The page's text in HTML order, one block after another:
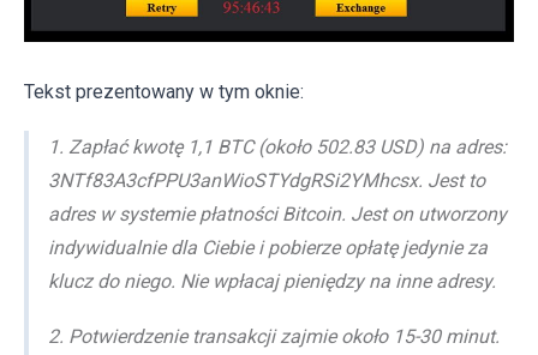
Tekst prezentowany w tym oknie:
1. Zapłać kwotę 1,1 BTC (około 502.83 USD) na adres:
3NTf83A3cfPPU3anWioSTYdgRSi2YMhcsx. Jest to
adres w systemie płatności Bitcoin. Jest on utworzony
indywidualnie dla Ciebie i pobierze opłatę jedynie za
klucz do niego. Nie wpłacaj pieniędzy na inne adresy.
2. Potwierdzenie transakcji zajmie około 15-30 minut.